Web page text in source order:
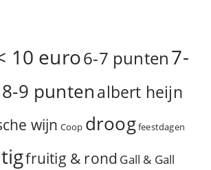
10 euro6-7 punten7-
8-9 puntenalbert heijn
wijn Coop droogfeestdagen
fruitig & rond Gall & Gall